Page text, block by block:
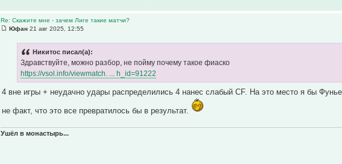
Re: Скажите мне - зачем Лиге такие матчи?
Юфан 21 авг 2025, 12:55
Никитос писал(а):
Здравствуйте, можно разбор, не пойму почему такое фиаско
https://vsol.info/viewmatch. ... h_id=91222
4 вне игры + неудачно удары распределились 4 нанес слабый СF. На это место я бы
не факт, что это все превратилось бы в результат.
Ушёл в монастырь...